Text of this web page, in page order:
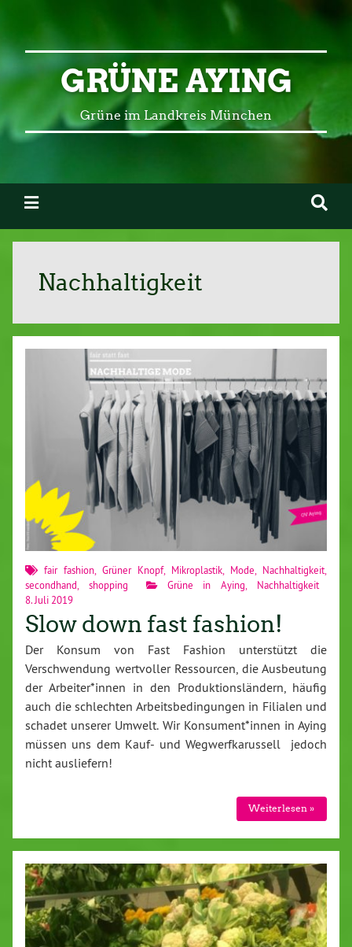
GRÜNE AYING
Grüne im Landkreis München
Nachhaltigkeit
fair fashion Grüner Knopf, Mikroplastik Mode Nachhaltigkeit
secondhand
shopping Grüne in Aying
Nachhaltigkeit
8. Juli 2019
Slow down fast fashion!
Der Konsum von Fast Fashion unterstützt die
Verschwendung wertvoller Ressourcen, die Ausbeutung
der Arbeiter*innen in den Produktionsländern, häufig
auch die schlechten Arbeitsbedingungen in Filialen und
schadet unserer Umwelt. Wir Konsument*innen in Aying
müssen uns dem Kauf- und Wegwerfkarussell jedoch
nicht ausliefern!
Weiterlesen »